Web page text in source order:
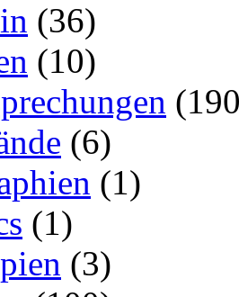
(36)
(10)
(6)
(1)
(1)
(3)